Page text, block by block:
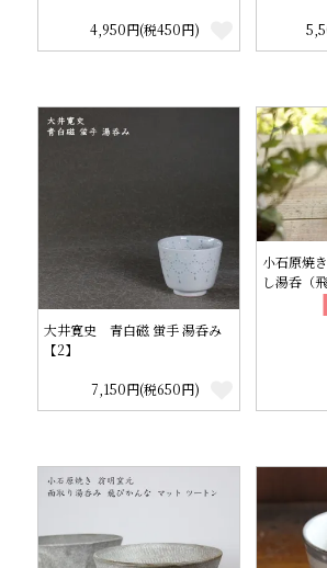
4,950円(税450円)
大井寛史 青白磁 蛍手 湯呑み
【2】
7,150円(税650円)
小石原焼
し湯呑（